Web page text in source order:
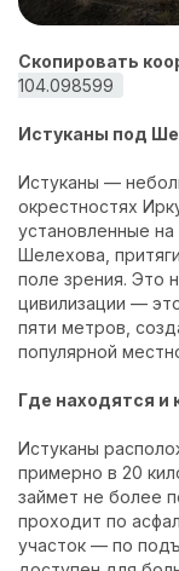
Скопировать
104.098599
Истуканы под
Истуканы —
окрестностях
установленные
Шелехова,
поле зрения. Это
цивилизации —
пяти метров,
популярной
Где находятся и
Истуканы
примерно в 20
займет не более
проходит по
участок — по